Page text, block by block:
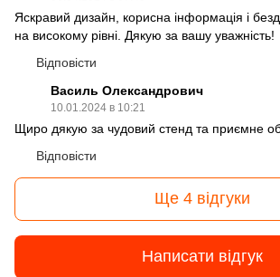
Яскравий дизайн, корисна інформація і
на високому рівні. Дякую за вашу уважність!
Відповісти
Василь Олександрович
10.01.2024 в 10:21
Щиро дякую за чудовий стенд та приємне
Відповісти
Ще 4 відгуки
Написати відгук